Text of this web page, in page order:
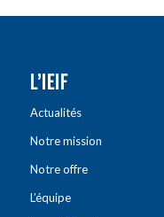
L’IEIF
Actualités
Notre mission
Notre offre
L’équipe